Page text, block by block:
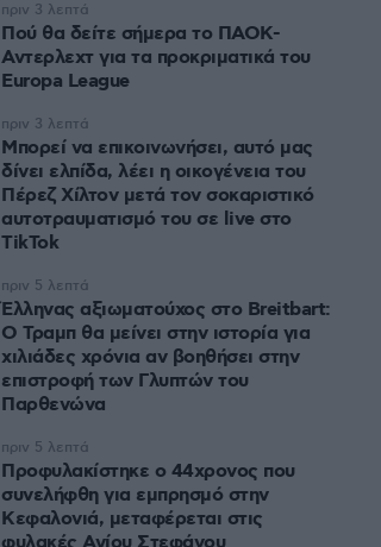
Πού θα δείτε σήμερα το ΠΑΟΚ-
Αντερλεχτ για τα προκριματικά του
Europa League
πριν 3 λεπτά
Μπορεί να επικοινωνήσει, αυτό μας
δίνει ελπίδα, λέει η οικογένεια του
Πέρεζ Χίλτον μετά τον σοκαριστικό
αυτοτραυματισμό του σε live στο
TikTok
πριν 3 λεπτά
Έλληνας αξιωματούχος στο Breitbart:
Ο Τραμπ θα μείνει στην ιστορία για
χιλιάδες χρόνια αν βοηθήσει στην
επιστροφή των Γλυπτών του
Παρθενώνα
πριν 5 λεπτά
Προφυλακίστηκε ο 44χρονος που
συνελήφθη για εμπρησμό στην
Κεφαλονιά, μεταφέρεται στις
πριν 5 λεπτά